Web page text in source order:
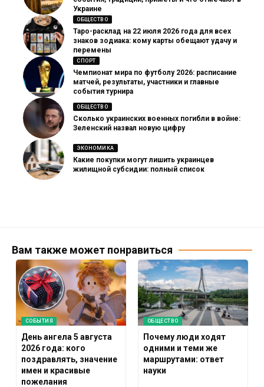
Украине
ОБЩЕСТВО
Таро-расклад на 22 июля 2026 года для всех
знаков зодиака: кому карты обещают удачу и
перемены
СПОРТ
Чемпионат мира по футболу 2026: расписание
матчей, результаты, участники и главные
события турнира
ОБЩЕСТВО
Сколько украинских военных погибли в войне:
Зеленский назвал новую цифру
ЭКОНОМИКА
Какие покупки могут лишить украинцев
жилищной субсидии: полный список
Вам также может понравиться
СОБЫТИЯ
День ангела 5 августа
2026 года: кого
поздравлять, значение
имен и красивые
пожелания
ОБЩЕСТВО
Почему люди ходят
одними и теми же
маршрутами: ответ
науки